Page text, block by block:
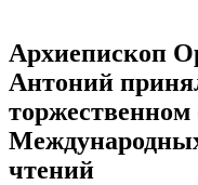
Архиепископ
Антоний
чтений